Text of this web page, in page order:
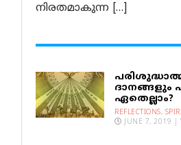
നിരതമാകുന്ന […]
ദാനങ്ങളും
ഏതെല്ലാം?
REFLECTIONS,
JUNE 7, 2019 |